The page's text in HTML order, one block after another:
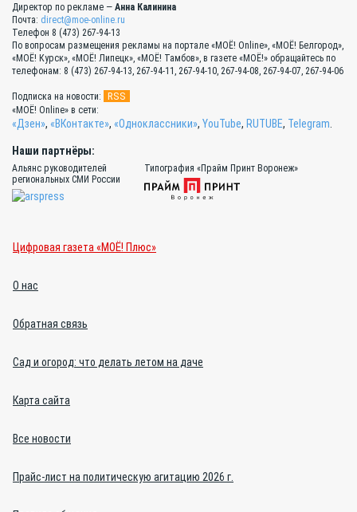
Директор по рекламе — Анна Калинина
Почта: direct@moe-online.ru
Телефон 8 (473) 267-94-13
По вопросам размещения рекламы на портале «МОЁ! Online», «МОЁ! Белгород»,
«МОЁ! Курск», «МОЁ! Липецк», «МОЁ! Тамбов», в газете «МОЁ!» обращайтесь по
телефонам: 8 (473) 267-94-13, 267-94-11, 267-94-10, 267-94-08, 267-94-07, 267-94-06
Подписка на новости: RSS
«МОЁ! Online» в сети:
«Дзен», «ВКонтакте», «Одноклассники», YouTube, RUTUBE, Telegram
Наши партнёры:
Альянс руководителей
региональных СМИ России
Типография «Прайм Принт Воронеж»
Цифровая газета «МОЁ! Плюс»
О нас
Обратная связь
Сад и огород: что делать летом на даче
Карта сайта
Все новости
Прайс-лист на политическую агитацию 2026 г.